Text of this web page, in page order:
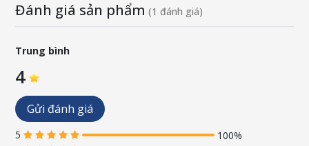
Trong đó proanthocyanidin 4,6mg
Quy cách: 90 viên/ lọ
Đánh giá sản phẩm (1 đánh giá)
Trung bình
4
Gửi đánh giá
5
100%